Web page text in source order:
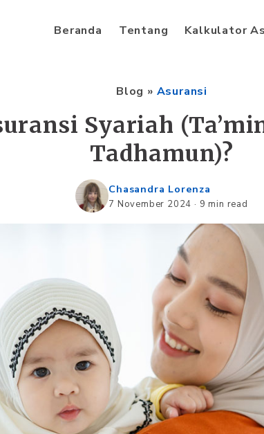
Beranda Tentang Kalkulator
Blog » Asuransi
Syariah
Tadhamun)?
Chasandra Lorenza
7 November 2024 · 9 min read